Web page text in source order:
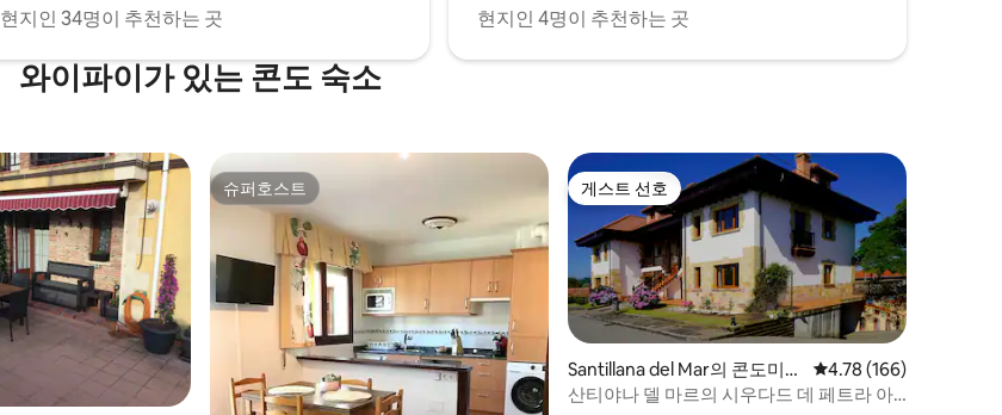
현지인 34명이 추천하는 곳
현지인 4명이 추천하는 곳
와이파이가 있는 콘도 숙소
슈퍼호스트
슈퍼호스트 게스트 선호
게스트 선호
Santillana del Mar의 콘도미니
엄
평점 4.78점(5점 만점),
4.78 (166)
산티야나 델 마르의 시우다드 데 페트라 아